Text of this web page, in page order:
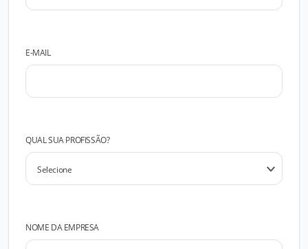
E-MAIL
QUAL SUA PROFISSÃO?
NOME DA EMPRESA